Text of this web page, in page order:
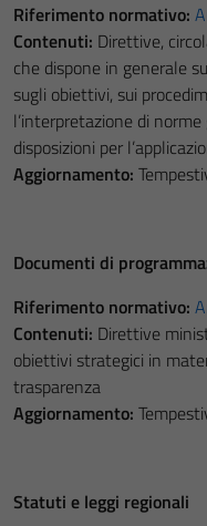
Riferimento normativo:
Contenuti: Direttive,
che dispone in generale
sugli obiettivi, sui
l’interpretazione di
disposizioni per
Aggiornamento:
Documenti di
Riferimento normativo:
Contenuti: Direttive
obiettivi strategici in
trasparenza
Aggiornamento:
Statuti e leggi regionali